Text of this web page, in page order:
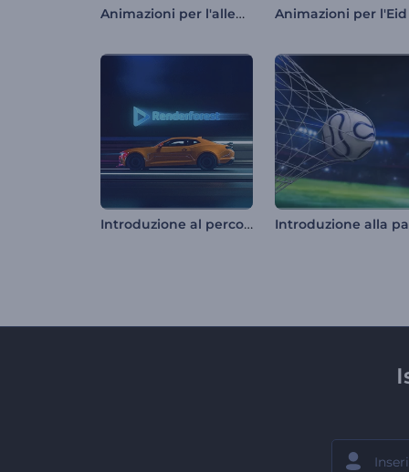
Animazioni per l'allegria natalizia
Introduzione al percorso di velocità in auto